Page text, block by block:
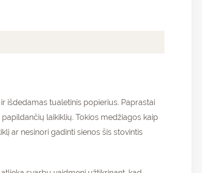
išdedamas tualetinis popierius. Paprastai
laikiklių. Tokios medžiagos kaip
ar nesinori gadinti sienos šis stovintis